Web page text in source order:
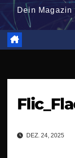
Dein
DEZ. 24, 2025